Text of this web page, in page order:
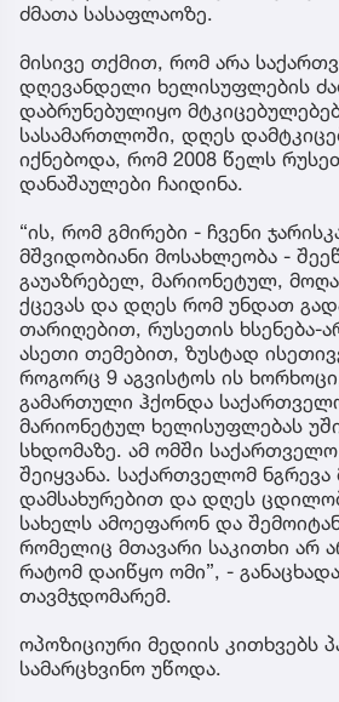
ძმათა სასაფლაოზე.
მისივე თქმით, რომ არა
დღევანდელი ხელისუფლების
დაბრუნებულიყო
სასამართლოში, დღეს
იქნებოდა, რომ 2008 წელს
დანაშაულები ჩაიდინა.
“ის, რომ გმირები - ჩვენი
მშვიდობიანი მოსახლეობა -
გაუაზრებელ, მარიონეტულ,
ქცევას და დღეს რომ უნდათ
თარიღებით, რუსეთის ხსენება-
ასეთი თემებით, ზუსტად
როგორც 9 აგვისტოს ის
გამართული ჰქონდა
მარიონეტულ ხელისუფლებას
სხდომაზე. ამ ომში საქართველო
შეიყვანა. საქართველომ ნგრევა
დამსახურებით და დღეს
სახელს ამოეფარონ და
რომელიც მთავარი საკითხი არ
რატომ დაიწყო ომი”, -
თავმჯდომარემ.
ოპოზიციური მედიის კითხვებს
სამარცხვინო უწოდა.